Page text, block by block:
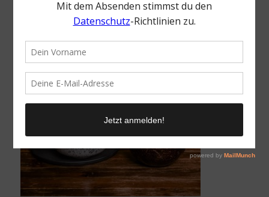
Namu | Top Spots in Little Tokyo Düsseldorf